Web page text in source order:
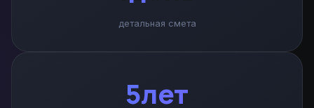
детальная смета
5лет